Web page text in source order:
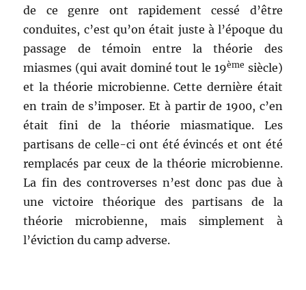
de ce genre ont rapidement cessé d’être
conduites, c’est qu’on était juste à l’époque du
passage de témoin entre la théorie des
miasmes (qui avait dominé tout le 19ème siècle)
et la théorie microbienne. Cette dernière était
en train de s’imposer. Et à partir de 1900, c’en
était fini de la théorie miasmatique. Les
partisans de celle-ci ont été évincés et ont été
remplacés par ceux de la théorie microbienne.
La fin des controverses n’est donc pas due à
une victoire théorique des partisans de la
théorie microbienne, mais simplement à
l’éviction du camp adverse.